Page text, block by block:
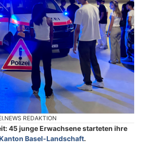
REDAKTION
45 junge Erwachsene starteten ihre
Basel-Landschaft.